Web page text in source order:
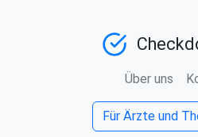
Über uns
Für Ärzte und